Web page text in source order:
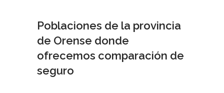
Poblaciones de la provincia
de Orense donde
ofrecemos comparación de
seguro